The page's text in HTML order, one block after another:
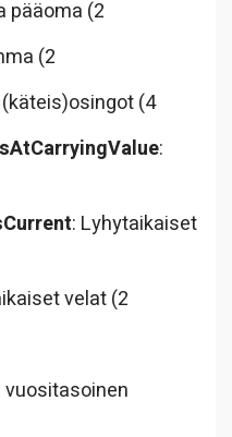
pääoma (2
(2
(4
:
: Lyhytaikaiset
velat (2
vuositasoinen